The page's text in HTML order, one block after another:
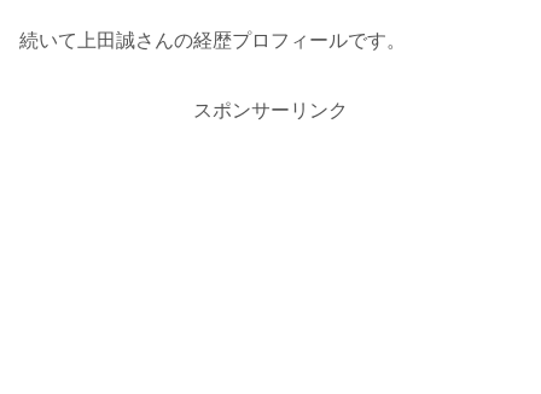
続いて上田誠さんの経歴プロフィールです。
スポンサーリンク